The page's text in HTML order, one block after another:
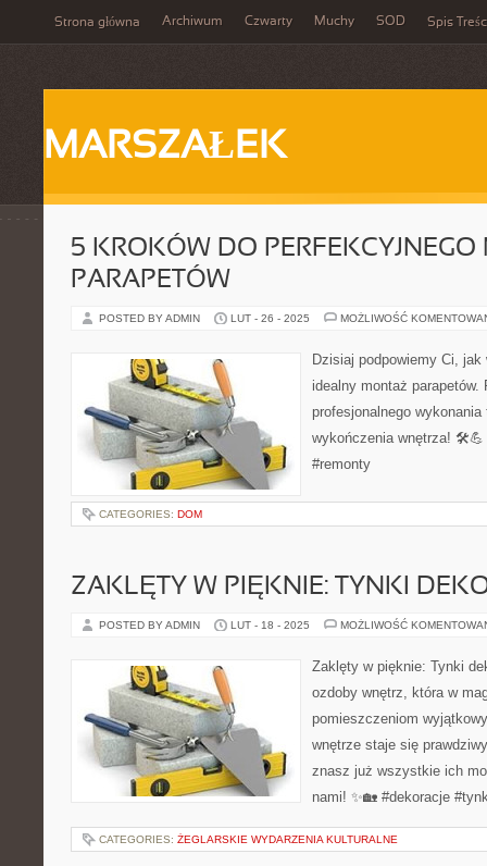
Strona główna Archiwum Czwarty Muchy SOD Spis
MARSZAŁEK
5 KROKÓW DO
PARAPETÓW
POSTED BY ADMIN LUT - 26 - 2025 MOŻLIWOŚĆ
Dzisiaj podpowiemy Ci,
idealny montaż parapetów.
profesjonalnego
wykończenia wnętrza! 🛠️💪
#remonty
CATEGORIES: DOM
ZAKLĘTY W PIĘKNIE: TYNKI
POSTED BY ADMIN LUT - 18 - 2025 MOŻLIWOŚĆ
Zaklęty w pięknie: Tynki
ozdoby wnętrz, która w
pomieszczeniom
wnętrze staje się
znasz już wszystkie ich
nami! ✨🏡 #dekoracje
CATEGORIES: ŻEGLARSKIE WYDARZENIA KULTURALNE